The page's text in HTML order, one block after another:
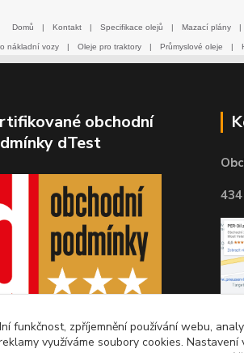
Domů | Kontakt | Specifikace olejů | Mazací plány |
nákladní vozy | Oleje pro traktory | Průmyslové oleje |
obchodní
dTest
funkčnost, zpříjemnění používání webu,
využíváme soubory cookies.